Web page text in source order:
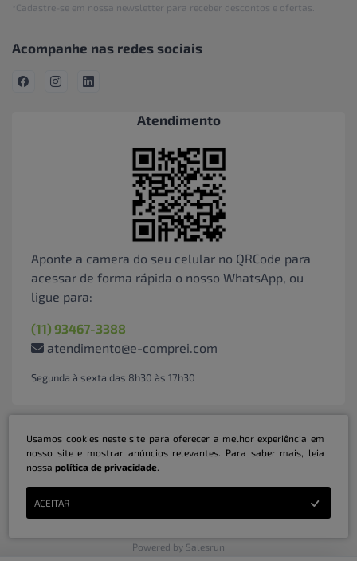
*Cadastre-se em nossa newsletter para receber descontos e ofertas.
Acompanhe nas redes sociais
Atendimento
Aponte a camera do seu celular no QRCode para
acessar de forma rápida o nosso WhatsApp, ou
ligue para:
(11) 93467-3388
atendimento@e-comprei.com
Segunda à sexta das 8h30 às 17h30
Marketplace B2B Serviços Inteligentes Ltda | CNPJ: 31.415.786/0001-31 | ©
Powered by Salesrun
Usamos cookies neste site para oferecer a melhor experiência em
nosso site e mostrar anúncios relevantes. Para saber mais, leia
nossapolítica de privacidade.
ACEITAR